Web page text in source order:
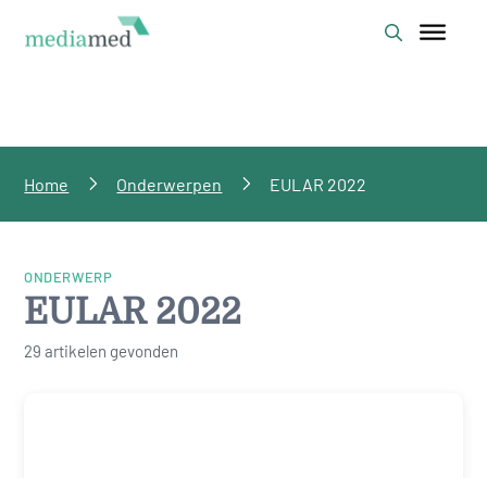
Home Onderwerpen EULAR 2022
ONDERWERP
EULAR 2022
29 artikelen gevonden